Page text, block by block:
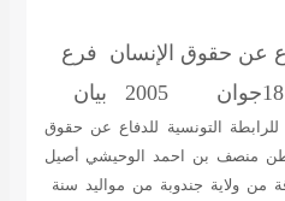
عن حقوق الإنسان فرع
بيان
التونسية للدفاع عن حقوق
منصف بن احمد الوحيشي أصيل
من ولاية جندوبة من مواليد سنة